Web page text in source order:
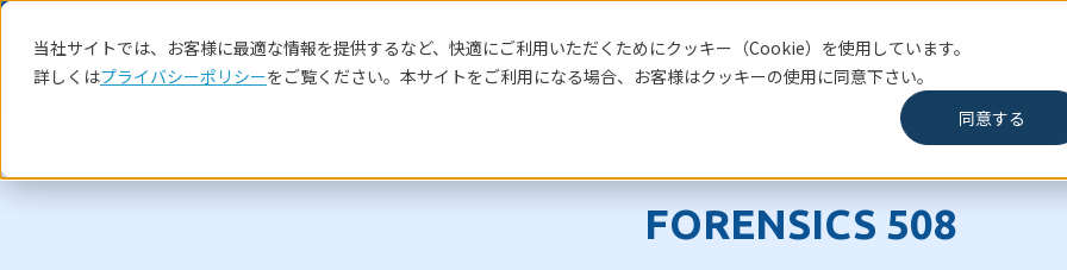
当社サイトでは、お客様に最適な情報を提供するなど、快適にご利用いただくためにクッキー（Cookie）を使用しています。
詳しくはプライバシーポリシーをご覧ください。本サイトをご利用になる場合、お客様はクッキーの使用に同意下さい。
同意する
SANSについて トレーニング GIAC
FORENSICS 508